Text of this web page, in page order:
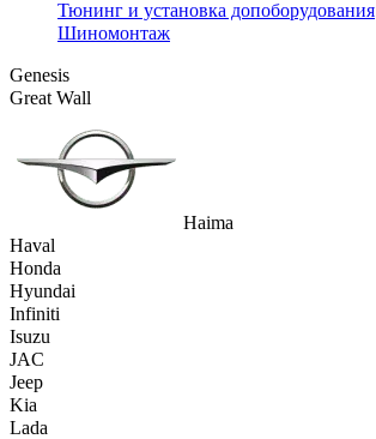
Тюнинг и установка допоборудования
Шиномонтаж
Genesis
Great Wall
Haima
Haval
Honda
Hyundai
Infiniti
Isuzu
JAC
Jeep
Kia
Lada